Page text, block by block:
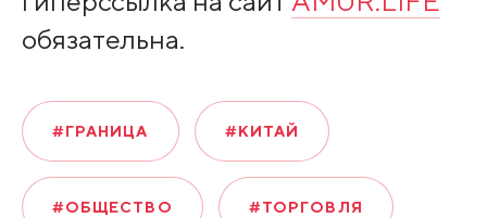
обязательна.
#ГРАНИЦА #КИТАЙ
#ОБЩЕСТВО #ТОРГОВЛЯ